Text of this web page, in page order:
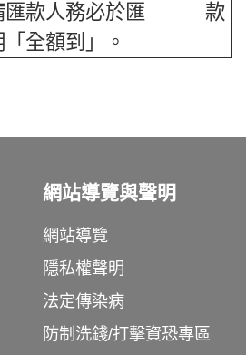
匯款人務必於匯 款
全額到」。
網站導覽與聲明
網站導覽
隱私權聲明
法定傳染病
防制洗錢/打擊資恐專區